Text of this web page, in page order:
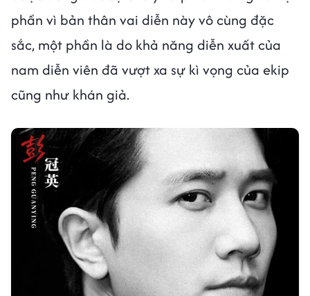
phần vì bản thân vai diễn này vô cùng đặc
sắc, một phần là do khả năng diễn xuất của
nam diễn viên đã vượt xa sự kì vọng của ekip
cũng như khán giả.